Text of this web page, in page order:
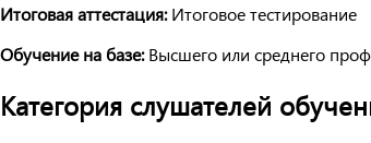
Итоговая аттестация:Итоговое тестирование
Обучение на базе:Высшего или среднего
Категория слушателей